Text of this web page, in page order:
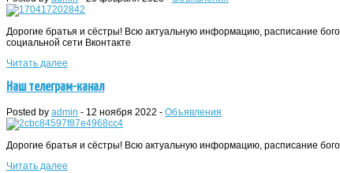
Дорогие братья и сёстры! Всю актуальную информацию, расписание
социальной сети Вконтакте
Читать далее
Наш телеграм-канал
Posted by admin - 12 ноября 2022 - Объявления
Дорогие братья и сёстры! Всю актуальную информацию, расписание
Читать далее